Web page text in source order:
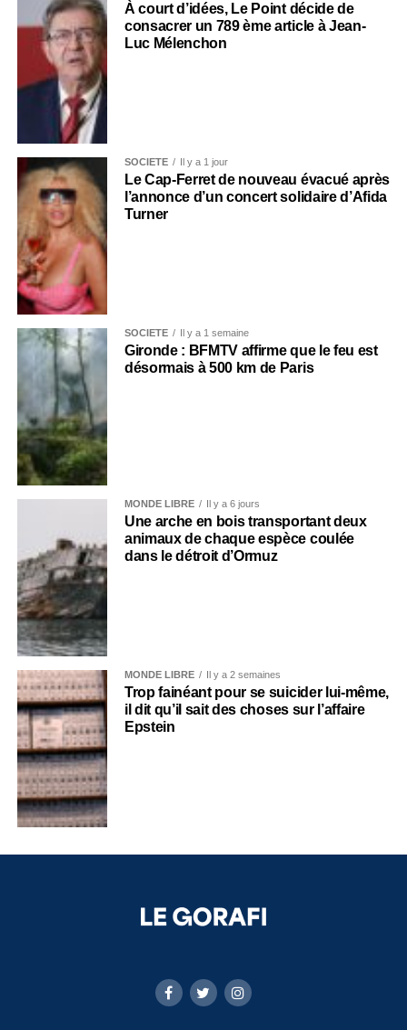
À court d’idées, Le Point décide de
consacrer un 789 ème article à Jean-
Luc Mélenchon
SOCIÉTÉ Il y a 1 jour
Le Cap-Ferret de nouveau évacué après
l’annonce d’un concert solidaire d’Afida
Turner
SOCIÉTÉ Il y a 1 semaine
Gironde : BFMTV affirme que le feu est
désormais à 500 km de Paris
MONDE LIBRE Il y a 6 jours
Une arche en bois transportant deux
animaux de chaque espèce coulée
dans le détroit d’Ormuz
MONDE LIBRE Il y a 2 semaines
Trop fainéant pour se suicider lui-même,
il dit qu’il sait des choses sur l’affaire
Epstein